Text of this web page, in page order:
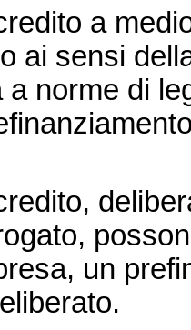
a
ai sensi
a norme di
un